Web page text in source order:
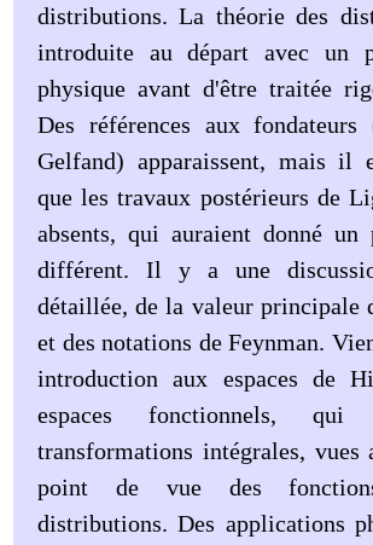
distributions. La théorie des
introduite au départ avec un
physique avant d'être traitée
Des références aux fondateurs
Gelfand) apparaissent, mais il
que les travaux postérieurs de
absents, qui auraient donné
différent. Il y a une
détaillée, de la valeur principale
et des notations de Feynman.
introduction aux espaces de
espaces fonctionnels,
transformations intégrales, vues
point de vue des
distributions. Des applications